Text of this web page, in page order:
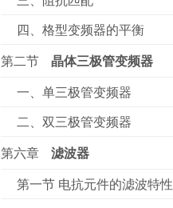
四、格型变频器的平衡
第二节
晶体三极管变频器
一、单三极管变频器
二、双三极管变频器
第六章
滤波器
第一节 电抗元件的滤波特性